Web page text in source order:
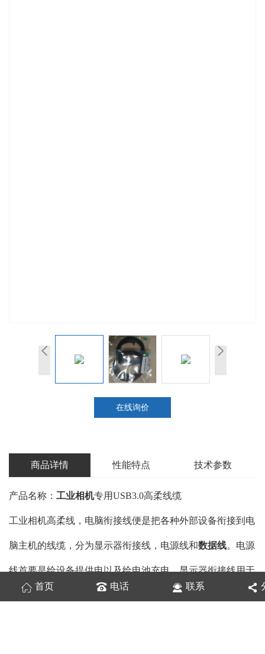
在线询价
商品详情 性能特点 技术参数
产品名称： 工业相机专用USB3.0高柔线缆
工业相机高柔线， 电脑衔接线便是把各种外部设备衔接到电
脑主机的线缆，分为显示器衔接线，电源线和数据线。电源
线首要是给设备提供电以及给电池充电。显示器衔接线用于
主机显卡输出口或主板显示输出口与显示器输入口衔接。数
首页 电话 联系